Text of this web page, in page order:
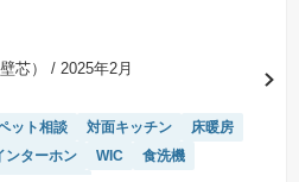
芯）
/ 2025年2月
ット相談 対面キッチン
床暖房
ンターホン WIC
食洗機